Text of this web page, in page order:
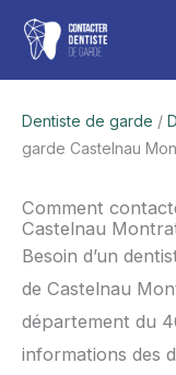
Aller
contenu
Dentiste de garde /
garde Castelnau
Comment
Castelnau
Besoin d’un
de Castelnau
département du
informations des